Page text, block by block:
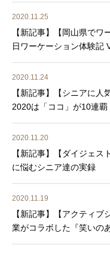
2020.11.25
【新記事】【岡山県で
日ワーケーション体験記
2020.11.24
【新記事】【シニアに
2020は「ココ」が10連覇
2020.11.20
【新記事】【ダイジェ
に悩むシニア達の実録
2020.11.19
【新記事】【アクティ
業がコラボした『笑いの